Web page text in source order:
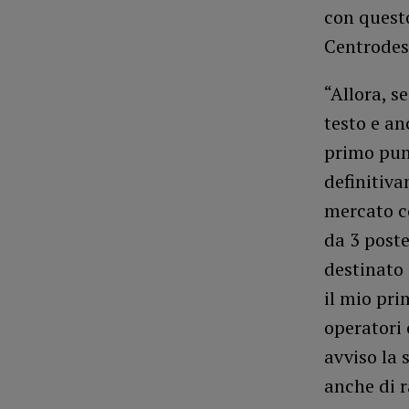
con
“Allora,
testo e
primo
mercato
da 3
destinato
il mio
operatori
avviso la
anche di